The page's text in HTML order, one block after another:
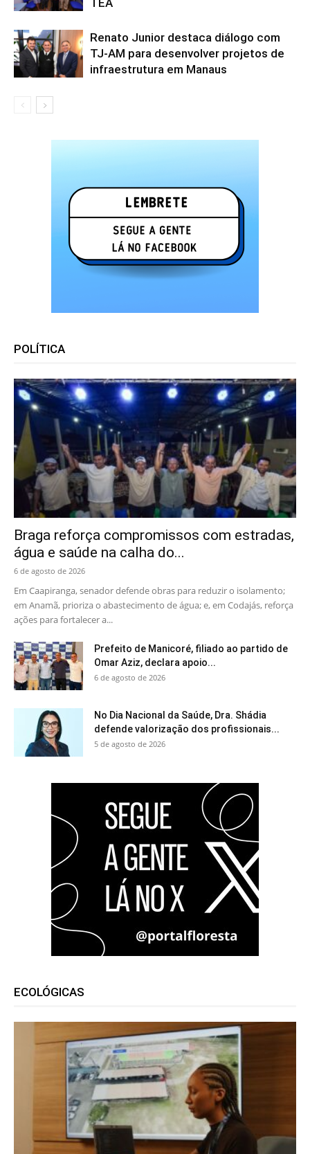
TEA
Renato Junior destaca diálogo com
TJ-AM para desenvolver projetos de
infraestrutura em Manaus
POLÍTICA
Braga reforça compromissos com estradas,
água e saúde na calha do...
6 de agosto de 2026
Em Caapiranga, senador defende obras para reduzir o isolamento;
em Anamã, prioriza o abastecimento de água; e, em Codajás, reforça
ações para fortalecer a...
Prefeito de Manicoré, filiado ao partido de
Omar Aziz, declara apoio...
6 de agosto de 2026
No Dia Nacional da Saúde, Dra. Shádia
defende valorização dos profissionais...
5 de agosto de 2026
ECOLÓGICAS